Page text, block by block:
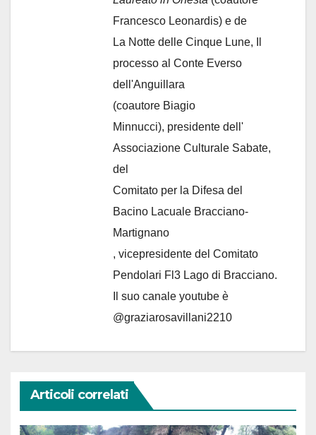
Francesco Leonardis) e de
La Notte delle Cinque Lune, Il
processo al Conte Everso
dell'Anguillara
(coautore Biagio
Minnucci), presidente dell'
Associazione Culturale Sabate,
del
Comitato per la Difesa del
Bacino Lacuale Bracciano-
Martignano
, vicepresidente del Comitato
Pendolari Fl3 Lago di Bracciano.
Il suo canale youtube è
@graziarosavillani2210
Articoli correlati